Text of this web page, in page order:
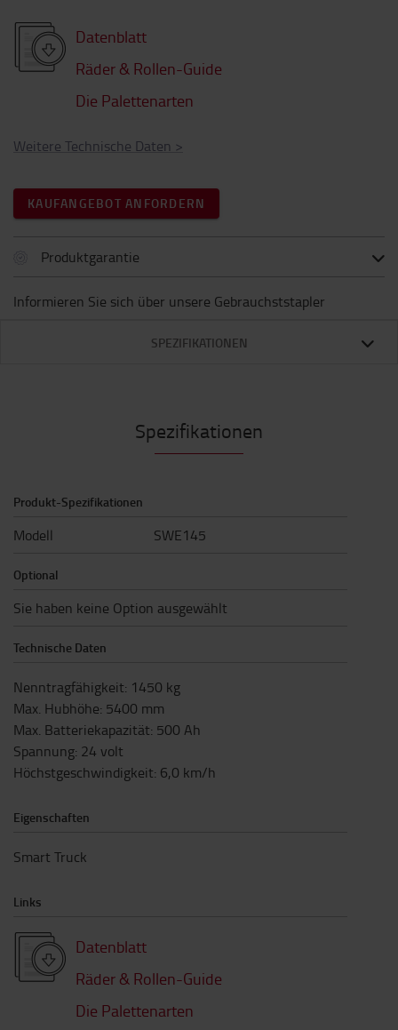
Datenblatt
Räder & Rollen-Guide
Die Palettenarten
Weitere Technische Daten >
KAUFANGEBOT ANFORDERN
Produktgarantie
Informieren Sie sich über unsere Gebrauchststapler
SPEZIFIKATIONEN
Spezifikationen
Produkt-Spezifikationen
Modell SWE145
Optional
Sie haben keine Option ausgewählt
Technische Daten
Nenntragfähigkeit: 1450 kg
Max. Hubhöhe: 5400 mm
Max. Batteriekapazität: 500 Ah
Spannung: 24 volt
Höchstgeschwindigkeit: 6,0 km/h
Eigenschaften
Smart Truck
Links
Datenblatt
Räder & Rollen-Guide
Die Palettenarten